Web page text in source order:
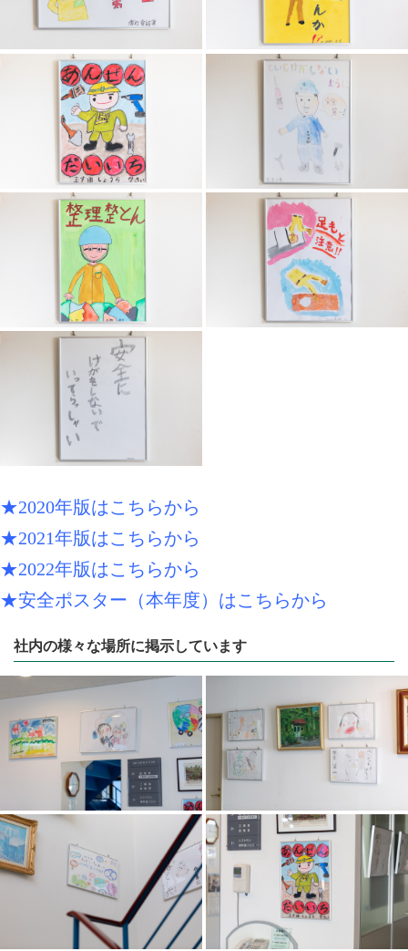
★2020年版はこちらから
★2021年版はこちらから
★2022年版はこちらから
★安全ポスター（本年度）はこちらから
社内の様々な場所に掲示しています